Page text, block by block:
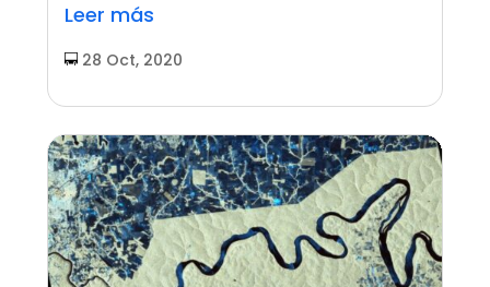
Leer más
28 Oct, 2020